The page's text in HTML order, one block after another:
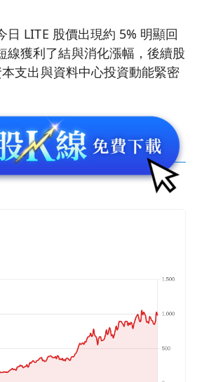
日 LITE 股價出現約 5% 明顯回
線獲利了結與消化漲幅，後續股
支出與資料中心投資動能緊密